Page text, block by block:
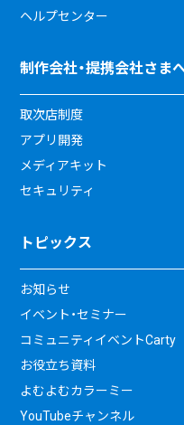
ヘルプセンター
制作会社・提携会社さま
取次店制度
アプリ開発
メディアキット
セキュリティ
トピックス
お知らせ
イベント・セミナー
コミュニティイベントCarty
お役立ち資料
よむよむカラーミー
YouTubeチャンネル